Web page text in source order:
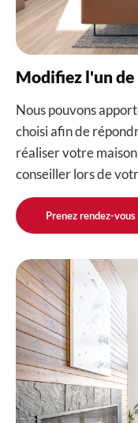
Modifiez l'un de
Nous pouvons
choisi afin de
réaliser votre
conseiller lors de
Prenez rendez-vous